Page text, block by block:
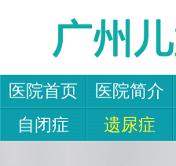
医院首页 医院简介
自闭症
遗尿症